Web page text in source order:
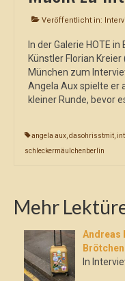
Veröffentlicht in:
In der Galerie HOTE
Künstler Florian
München zum
Angela Aux spielte er
kleiner Runde, bevor
angela aux dasohrisstmit
schleckermäulchenberlin
Mehr
Andreas
In